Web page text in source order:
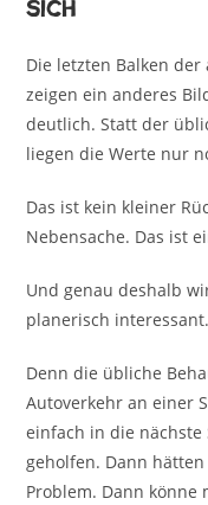
sich
Die letzten Balken
zeigen ein anderes
deutlich. Statt der
liegen die Werte nur
Das ist kein kleiner
Nebensache. Das ist
Und genau deshalb
planerisch interessant.
Denn die übliche
Autoverkehr an einer
einfach in die nächste
geholfen. Dann
Problem. Dann